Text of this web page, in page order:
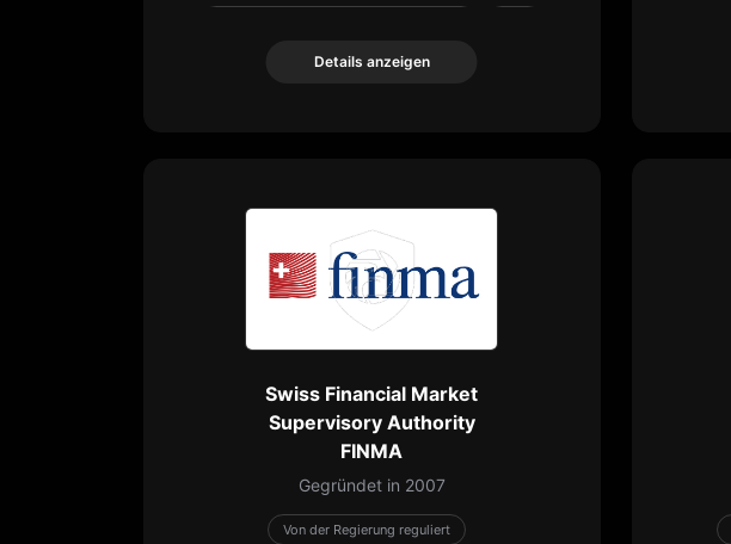
Details anzeigen
Details anzeigen
Swiss Financial Market
Supervisory Authority
FINMA
Gegründet in 2007
Von der Regierung reguliert